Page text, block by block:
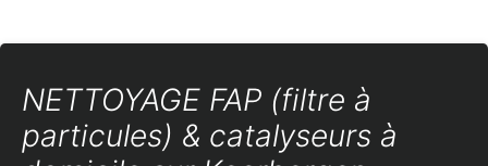
NETTOYAGE FAP (filtre à
particules) & catalyseurs à